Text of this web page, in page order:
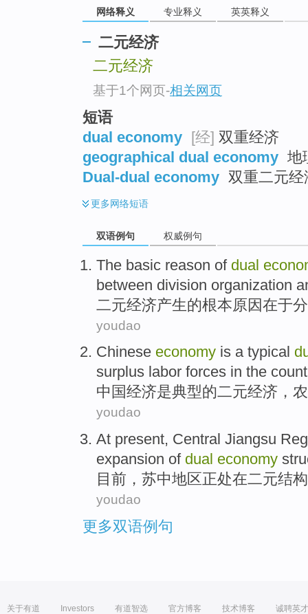
网络释义 专业释义 英英释义
二元经济
二元经济
基于1个网页-相关网页
短语
dual economy [经] 双重经济
geographical dual economy 地
Dual-dual economy 双重二元经
更多网络短语
双语例句 权威例句
The basic reason of dual
between division organization
二元经济产生的根本原因在于
youdao
Chinese economy is a typical
surplus labor forces in the
中国经济是典型的二元经济，
youdao
At present, Central Jiangsu
expansion of dual economy
目前 ， 苏中地区正处在二元结构
youdao
更多双语例句
关于有道 Investors 有道智选 官方博客 技术博客 诚聘英才